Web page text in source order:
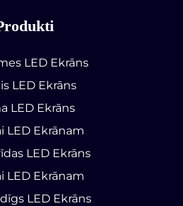
LED Ekrāns
LED Ekrāns
LED Ekrāns
LED Ekrānam
LED Ekrāns
LED Ekrānam
LED Ekrāns